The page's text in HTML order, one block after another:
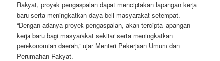
Rakyat, proyek pengaspalan dapat menciptakan lapangan kerja
baru serta meningkatkan daya beli masyarakat setempat.
“Dengan adanya proyek pengaspalan, akan tercipta lapangan
kerja baru bagi masyarakat sekitar serta meningkatkan
perekonomian daerah,” ujar Menteri Pekerjaan Umum dan
Perumahan Rakyat.